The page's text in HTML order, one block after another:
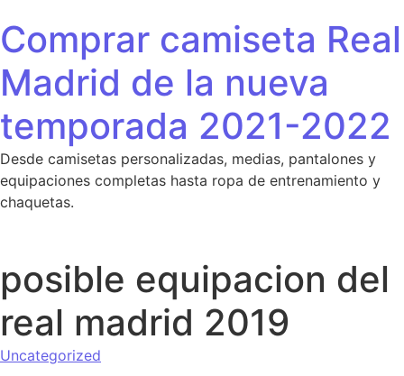
Comprar camiseta Real
Madrid de la nueva
temporada 2021-2022
Desde camisetas personalizadas, medias, pantalones y
equipaciones completas hasta ropa de entrenamiento y
chaquetas.
posible equipacion del
real madrid 2019
Uncategorized